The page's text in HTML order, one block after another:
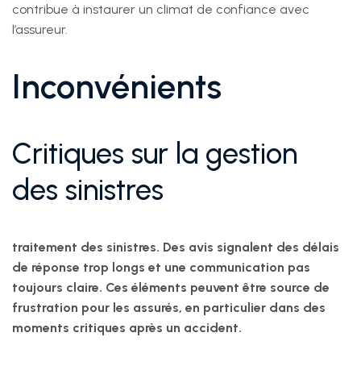
contribue à instaurer un climat de confiance avec
l’assureur.
Inconvénients
Critiques sur la gestion
des sinistres
traitement des sinistres. Des avis signalent des délais
de réponse trop longs et une communication pas
toujours claire. Ces éléments peuvent être source de
frustration pour les assurés, en particulier dans des
moments critiques après un accident.